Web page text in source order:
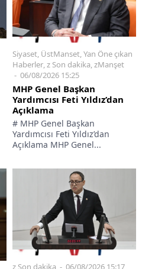
Siyaset, ÜstManset,Yan Öne çıkan
Haberler,z Son dakika,zManşet
06/08/2026 15:25
MHP Genel Başkan
Yardımcısı Feti Yıldız’dan
Açıklama
# MHP Genel Başkan
Yardımcısı Feti Yıldız’dan
Açıklama MHP Genel...
z Son dakika 06/08/2026 15:17